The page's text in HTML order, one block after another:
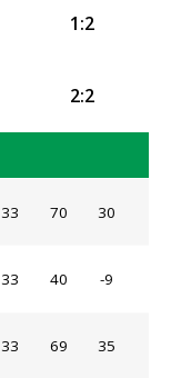
1:2
2:2
33 70 30
33 40 -9
33 69 35